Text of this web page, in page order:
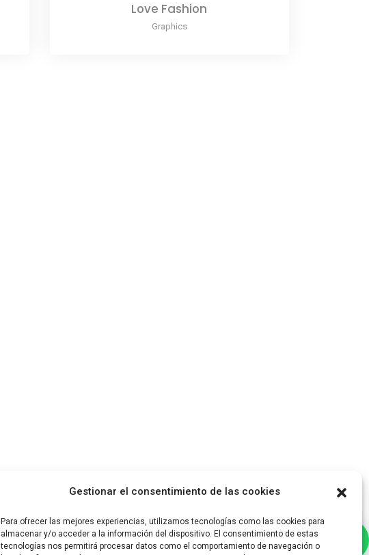
Gestionar el consentimiento de las cookies
Para ofrecer las mejores experiencias, utilizamos tecnologías como las cookies para
almacenar y/o acceder a la información del dispositivo. El consentimiento de estas
tecnologías nos permitirá procesar datos como el comportamiento de navegación o
Love Fashion
Graphics
¿Necesitas ayuda?